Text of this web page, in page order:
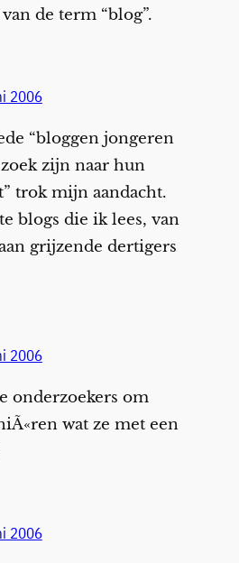
de term “blog”.
2006
“bloggen jongeren
zijn naar hun
trok mijn aandacht.
blogs die ik lees, van
grijzende dertigers
2006
onderzoekers om
wat ze met een
2006